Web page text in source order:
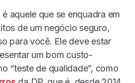
aquele que se enquadra em
de um negócio seguro,
para você. Ele deve estar
um bom custo-
“teste de qualidade”, como